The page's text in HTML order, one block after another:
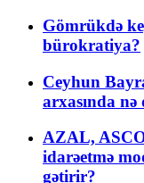
Gömrükdə
bürokratiya?
Ceyhun
arxasında nə
AZAL,
idarəetmə
gətirir?